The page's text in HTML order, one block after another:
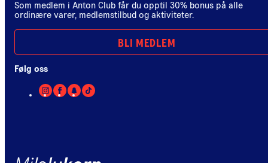
Som medlem i Anton Club får du opptil 30% bonus på alle
ordinære varer, medlemstilbud og aktiviteter.
BLI MEDLEM
Følg oss